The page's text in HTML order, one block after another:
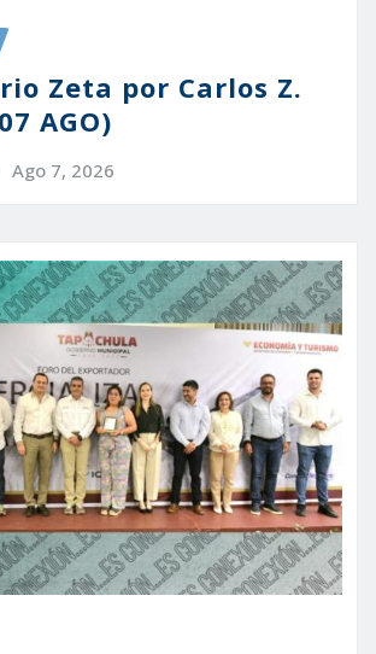
Zeta por Carlos Z.
AGO)
Ago 7, 2026